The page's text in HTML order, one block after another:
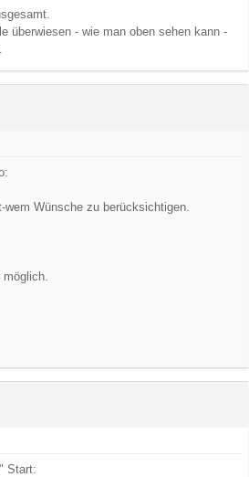
überwiesen - wie man oben sehen kann -
Wünsche zu berücksichtigen.
Start: